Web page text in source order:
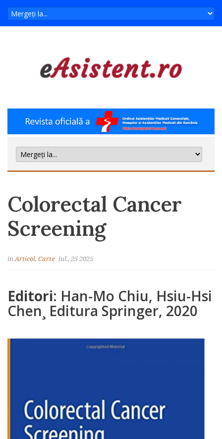
Colorectal Cancer
Screening
inArticol, Carte iul., 25 2025
Editori: Han-Mo Chiu, Hsiu-Hsi
Chen¸ Editura Springer, 2020